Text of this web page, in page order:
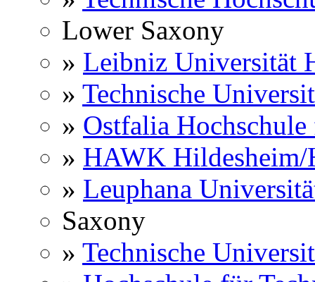
Lower Saxony
» Leibniz Universität
» Technische
» Ostfalia Hochschule
» HAWK
» Leuphana
Saxony
» Technische